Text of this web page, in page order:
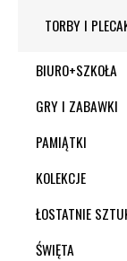
TORBY I
BIURO+SZKOŁA
GRY I ZABAWKI
PAMIĄTKI
KOLEKCJE
ŁOSTATNIE
ŚWIĘTA